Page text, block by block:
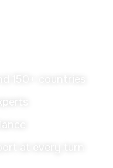
150+ countries